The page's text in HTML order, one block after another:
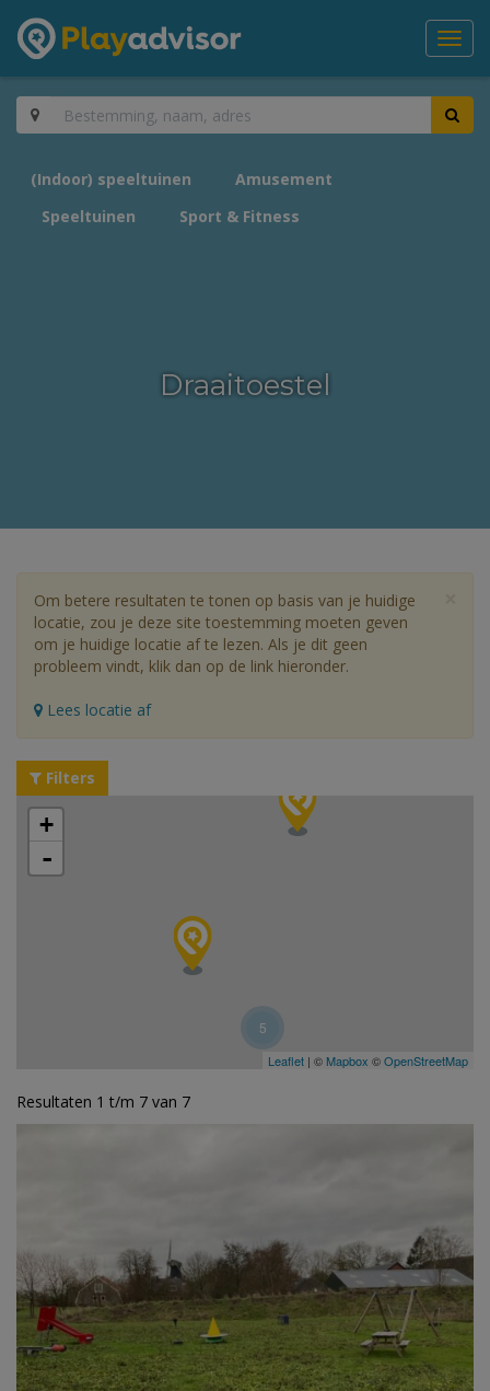
(Indoor) speeltuinen
Amusement
Speeltuinen
Sport & Fitness
Draaitoestel
Om betere resultaten te tonen op basis van je huidige
locatie, zou je deze site toestemming moeten geven
om je huidige locatie af te lezen. Als je dit geen
probleem vindt, klik dan op de link hieronder.
Lees locatie af
Filters
5
+
-
Leaflet | © Mapbox ©OpenStreetMap
Resultaten 1 t/m 7 van 7